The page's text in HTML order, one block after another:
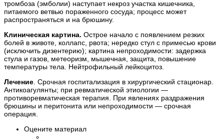
тромбоза (эмболии) наступает некроз участка кишечника,
питаемого ветвью пораженного сосуда; процесс может
распространяться и на брюшину.
Клиническая картина. Острое начало с появлением резких
болей в животе, коллапс, рвота; нередко стул с примесью крови
(исключить дизентерию); картина непроходимости: задержка
стула и газов, метеоризм, мышечная, защита, повышение
температуры тела. Нейтрофильный лейкоцитоз.
Лечение . Срочная госпитализация в хирургический стационар.
Антикоагулянты; при ревматической этиологии —
противоревматическая терапия. При явлениях раздражения
брюшины и перитонита или непроходимости — срочная
операция.
Оцените материал